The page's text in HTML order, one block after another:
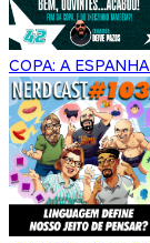
COPA: A